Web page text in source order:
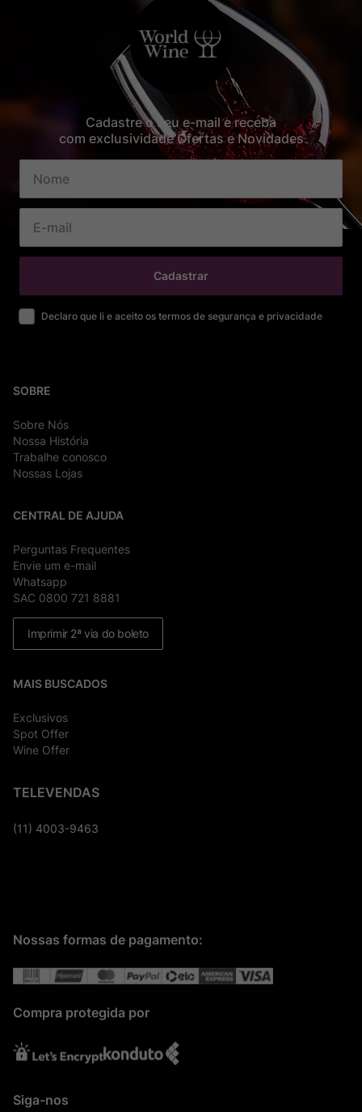
Cadastre o seu e-mail e receba
com exclusividade Ofertas e Novidades
Cadastrar
Declaro que li e aceito os termos de segurança e privacidade
SOBRE
Sobre Nós
Nossa História
Trabalhe conosco
Nossas Lojas
CENTRAL DE AJUDA
Perguntas Frequentes
Envie um e-mail
Whatsapp
SAC 0800 721 8881
Imprimir 2ª via do boleto
MAIS BUSCADOS
Exclusivos
Spot Offer
Wine Offer
TELEVENDAS
(11) 4003-9463
Nossas formas de pagamento:
Compra protegida por
Siga-nos